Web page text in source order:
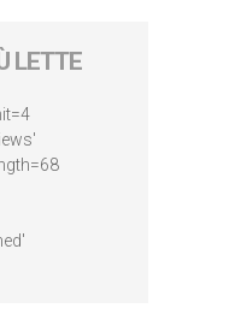
LETTE